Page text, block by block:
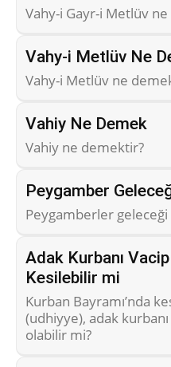
Vahy-i Gayr-i Metlüv
Vahy-i Metlüv Ne
Vahy-i Metlüv ne
Vahiy Ne Demek
Vahiy ne demektir?
Peygamber
Peygamberler
Adak Kurbanı
Kesilebilir mi
Kurban Bayramı’nda
(udhiyye), adak
olabilir mi?